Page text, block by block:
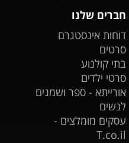
חברים שלנו
דוחות אינסטגרם
סרטים
בתי קולנוע
סרטי ילדים
אורייתא - ספר ושמנים
לנשים
עסקים מומלצים -
T.co.il